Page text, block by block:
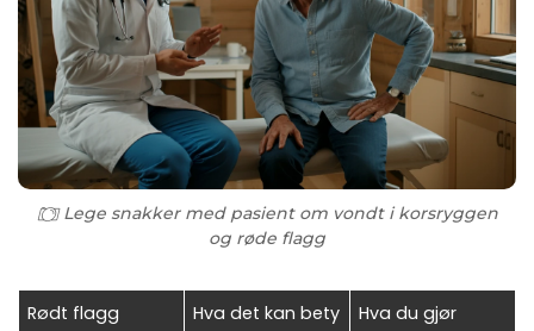
Lege snakker med pasient om vondt i korsryggen
og røde flagg
Rødt flagg Hva det kan bety Hva du gjør